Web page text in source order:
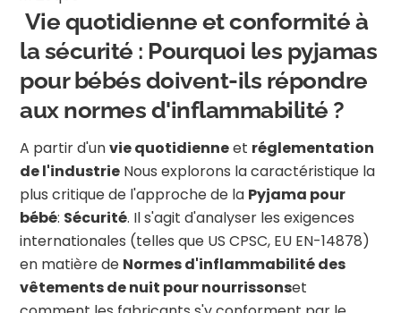
Vie quotidienne et conformité à
la sécurité : Pourquoi les pyjamas
pour bébés doivent-ils répondre
aux normes d'inflammabilité ?
A partir d'unvie quotidienneet réglementation
de l'industrie Nous explorons la caractéristique la
plus critique de l'approche de la Pyjama pour
bébé: Sécurité. Il s'agit d'analyser les exigences
internationales (telles que US CPSC, EU EN-14878)
en matière de Normes d'inflammabilité des
vêtements de nuit pour nourrissonset